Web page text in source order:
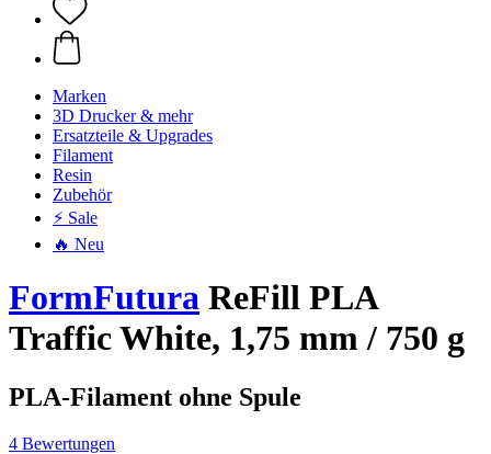
Marken
3D Drucker & mehr
Ersatzteile & Upgrades
Filament
Resin
Zubehör
⚡ Sale
🔥 Neu
FormFutura ReFill PLA
Traffic White, 1,75 mm / 750 g
PLA-Filament ohne Spule
4 Bewertungen